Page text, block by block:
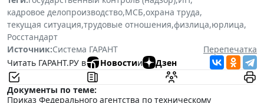
кадровое делопроизводство,МСБ,охрана труда,
текущая ситуация,трудовые отношения,физлица,юрлица,
Росстандарт
Источник:Система ГАРАНТ
Перепечатка
Читать ГАРАНТ.РУ в
Новостии Дзен
Документы по теме:
Приказ Федерального агентства по техническому